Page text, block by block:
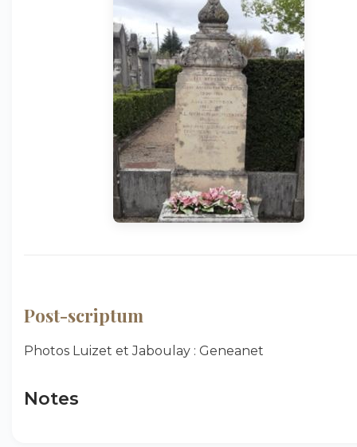
Post-scriptum
Photos Luizet et Jaboulay : Geneanet
Notes